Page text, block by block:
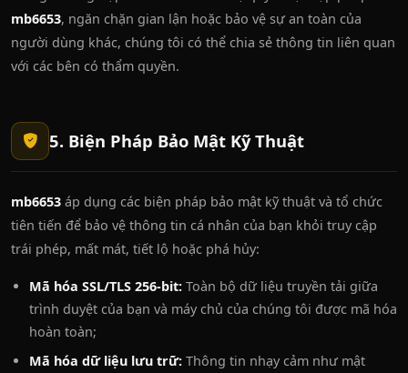
mb6653, ngăn chặn gian lận hoặc bảo vệ sự an toàn của
người dùng khác, chúng tôi có thể chia sẻ thông tin liên quan
với các bên có thẩm quyền.
5. Biện Pháp Bảo Mật Kỹ Thuật
mb6653 áp dụng các biện pháp bảo mật kỹ thuật và tổ chức
tiên tiến để bảo vệ thông tin cá nhân của bạn khỏi truy cập
trái phép, mất mát, tiết lộ hoặc phá hủy:
Mã hóa SSL/TLS 256-bit: Toàn bộ dữ liệu truyền tải giữa
trình duyệt của bạn và máy chủ của chúng tôi được mã hóa
hoàn toàn;
Mã hóa dữ liệu lưu trữ: Thông tin nhạy cảm như mật